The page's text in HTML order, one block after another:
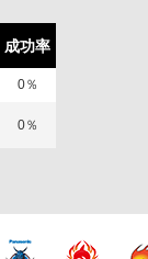
成功率
0％
0％